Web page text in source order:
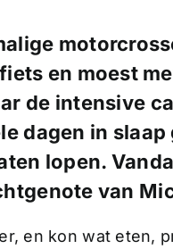
en moest
de intensive
dagen in
lopen.
van
en kon wat eten,